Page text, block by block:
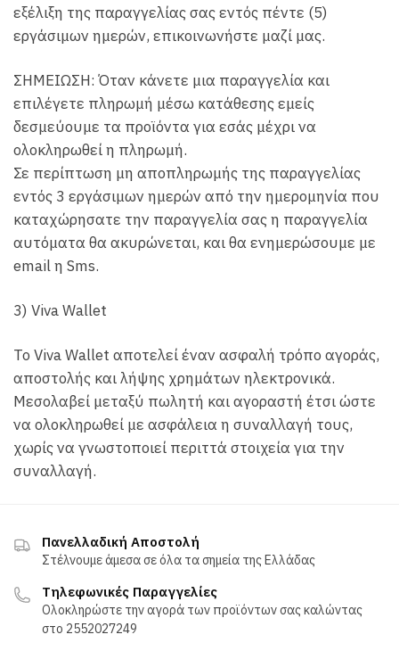
εξέλιξη της παραγγελίας σας εντός πέντε (5)
εργάσιμων ημερών, επικοινωνήστε μαζί μας.
ΣΗΜΕΙΩΣΗ: Όταν κάνετε μια παραγγελία και
επιλέγετε πληρωμή μέσω κατάθεσης εμείς
δεσμεύουμε τα προϊόντα για εσάς μέχρι να
ολοκληρωθεί η πληρωμή.
Σε περίπτωση μη αποπληρωμής της παραγγελίας
εντός 3 εργάσιμων ημερών από την ημερομηνία που
καταχώρησατε την παραγγελία σας η παραγγελία
αυτόματα θα ακυρώνεται, και θα ενημερώσουμε με
email η Sms.
3) Viva Wallet
To Viva Wallet αποτελεί έναν ασφαλή τρόπο αγοράς,
αποστολής και λήψης χρημάτων ηλεκτρονικά.
Μεσολαβεί μεταξύ πωλητή και αγοραστή έτσι ώστε
να ολοκληρωθεί με ασφάλεια η συναλλαγή τους,
χωρίς να γνωστοποιεί περιττά στοιχεία για την
συναλλαγή.
Πανελλαδική Αποστολή
Στέλνουμε άμεσα σε όλα τα σημεία της Ελλάδας
Τηλεφωνικές Παραγγελίες
Ολοκληρώστε την αγορά των προϊόντων σας καλώντας
στο 2552027249